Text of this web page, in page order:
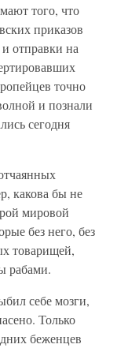
того, что
приказов
отправки на
точно
и познали
сегодня
какова бы не
мировой
без него, без
товарищей,
рабами.
себе мозги,
Только
беженцев